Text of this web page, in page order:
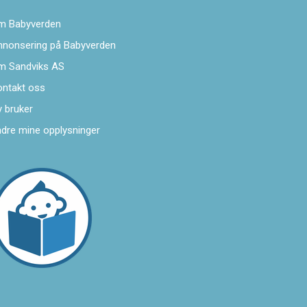
Babyverden
på Babyverden
Sandviks AS
oss
bruker
mine opplysninger